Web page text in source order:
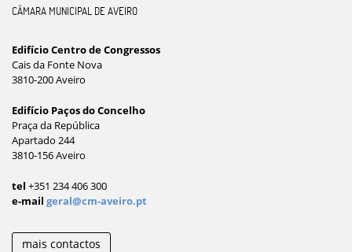
CÂMARA MUNICIPAL DE AVEIRO
Edifício Centro de Congressos
Cais da Fonte Nova
3810-200 Aveiro
Edifício Paços do Concelho
Praça da República
Apartado 244
3810-156 Aveiro
tel +351 234 406 300
e-mail geral@cm-aveiro.pt
mais contactos